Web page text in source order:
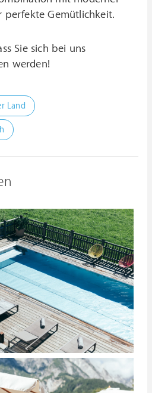
perfekte Gemütlichkeit.
Sie sich bei uns
werden!
Land